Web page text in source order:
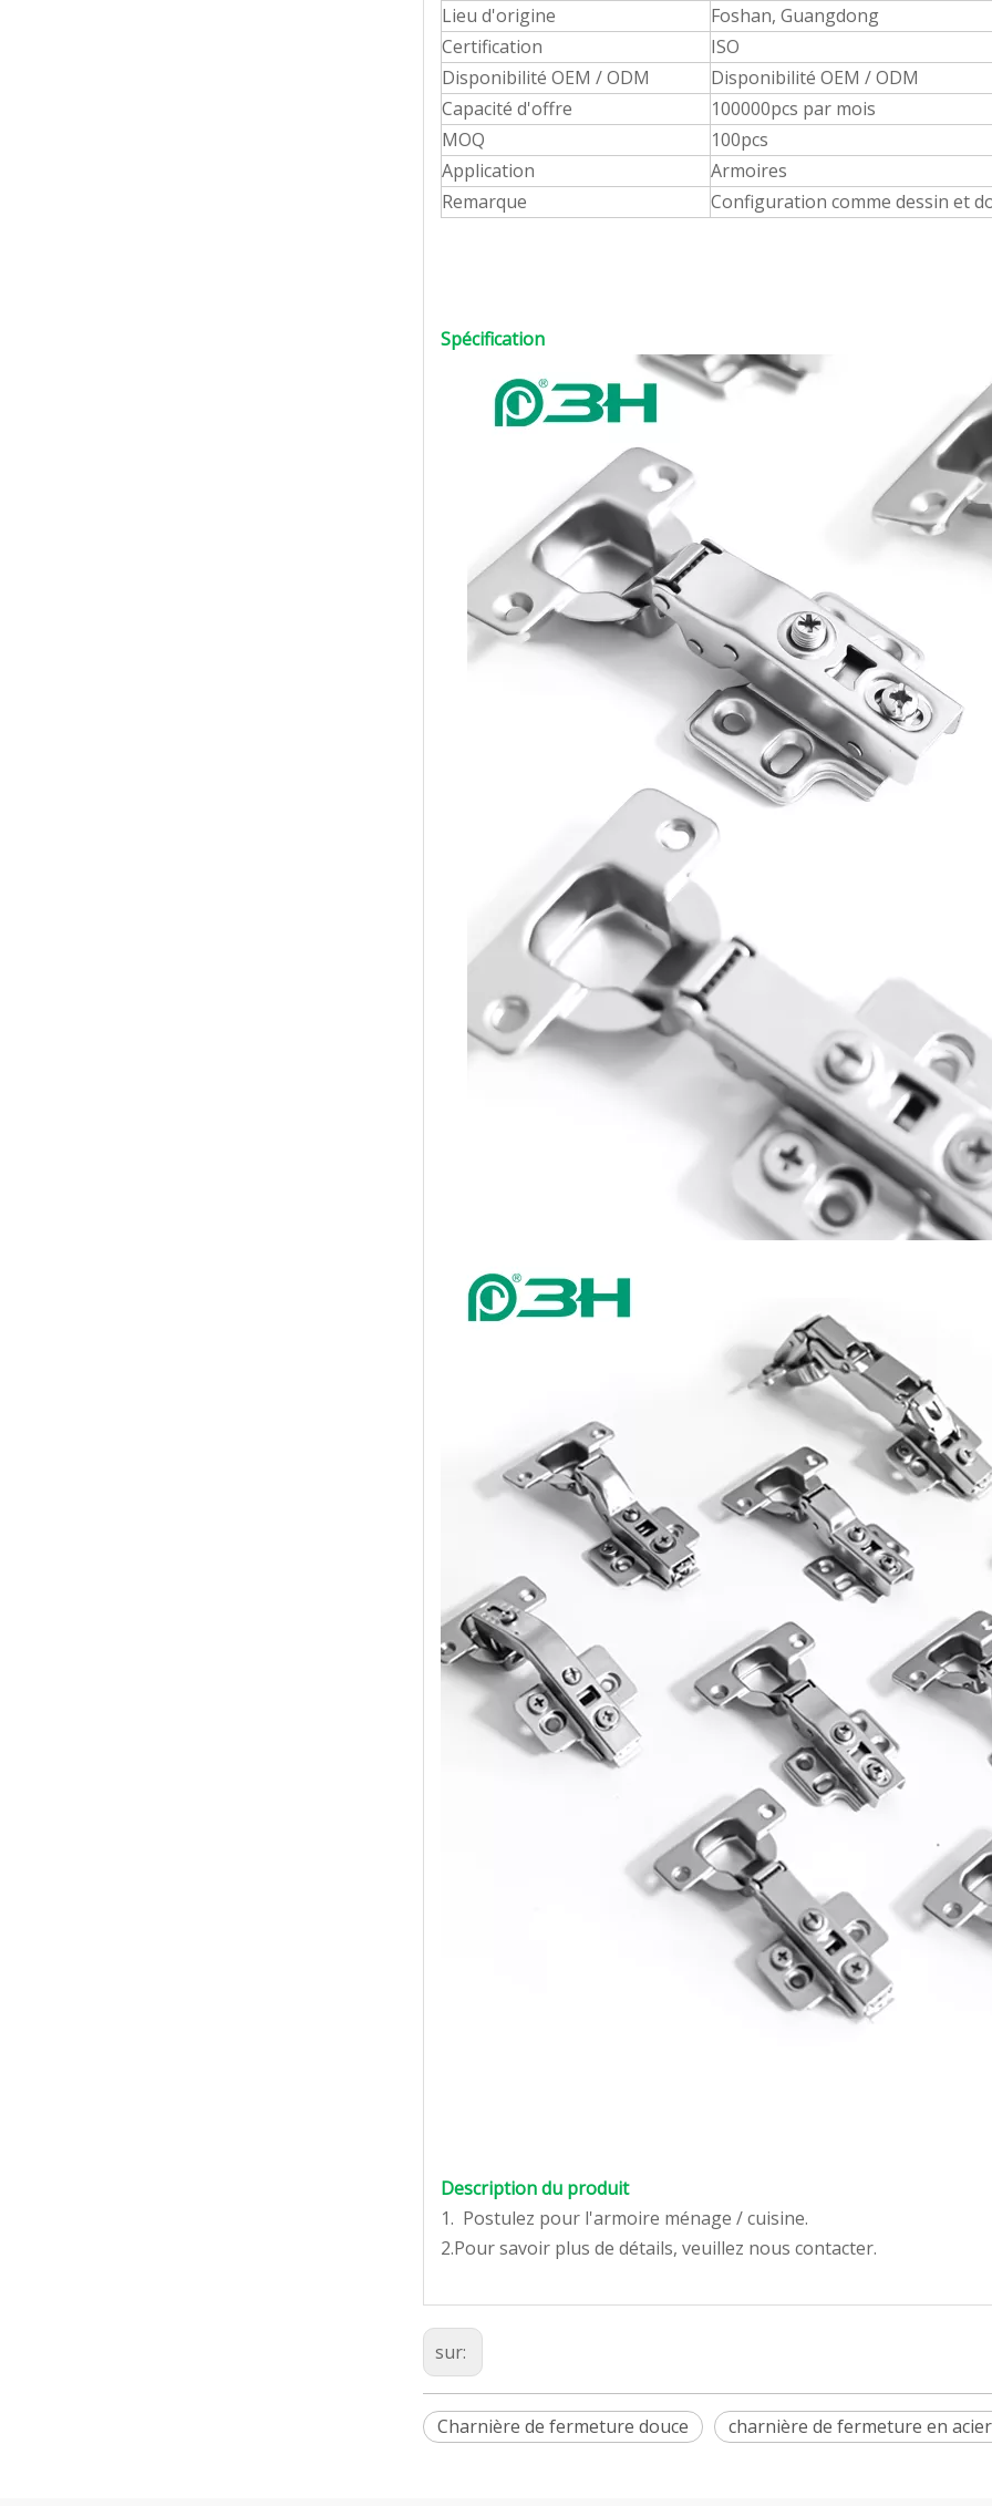
Lieu d'origine
Foshan, Guangdong
Certification
ISO
Disponibilité OEM / ODM
Disponibilité OEM / ODM
Capacité d'offre
100000pcs par mois
MOQ
100pcs
Application
Armoires
Remarque
Configuration comme dessin et
Spécification
Description du produit
1. Postulez pour l'armoire ménage / cuisine.
2.Pour savoir plus de détails, veuillez nous contacter.
sur:
Charnière de fermeture douce charnière de fermeture en